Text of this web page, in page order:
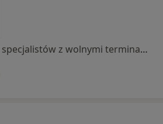
Brak dostępnych specjalistów z wolnymi terminami w tym centrum medycznym.